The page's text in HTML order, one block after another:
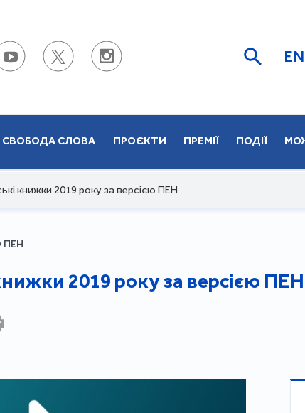
EN
СВОБОДА СЛОВА ПРОЄКТИ ПРЕМІЇ ПОДІЇ
книжки 2019 року за верcією ПЕН
ПЕН
2019 року за верcією ПЕН